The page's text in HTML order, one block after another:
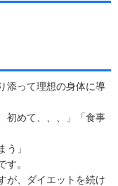
添って理想の身体に導
初めて、、、」「食事
う」
す。
が、ダイエットを続け